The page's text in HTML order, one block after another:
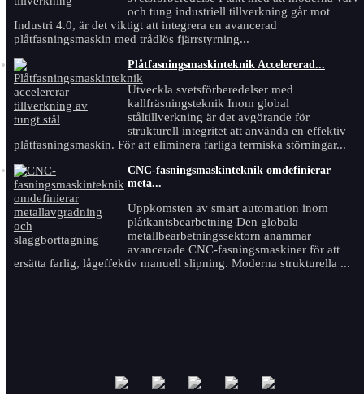
och tung industriell tillverkning går mot
Industri 4.0, är ​​det viktigt att integrera en avancerad
plåtfasningsmaskin med trådlös fjärrstyrning...
Plåtfasningsmaskinteknik Accelererad...
Utveckla svetsförberedelser med
kallfräsningsteknik Inom global
ståltillverkning är det avgörande för
strukturell integritet att använda en effektiv
plåtfasningsmaskin. För att eliminera farliga termiska störningar...
CNC-fasningsmaskinteknik omdefinierar
meta...
Uppkomsten av smart automation inom
plåtkantsbearbetning Den globala
metallbearbetningssektorn anammar
avancerade CNC-fasningsmaskiner för att
ersätta farlig, lågeffektiv manuell slipning. Moderna strukturella ...